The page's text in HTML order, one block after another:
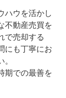
ハウを活かし
不動産売買を
で売却する
にも丁寧にお
期での最善を